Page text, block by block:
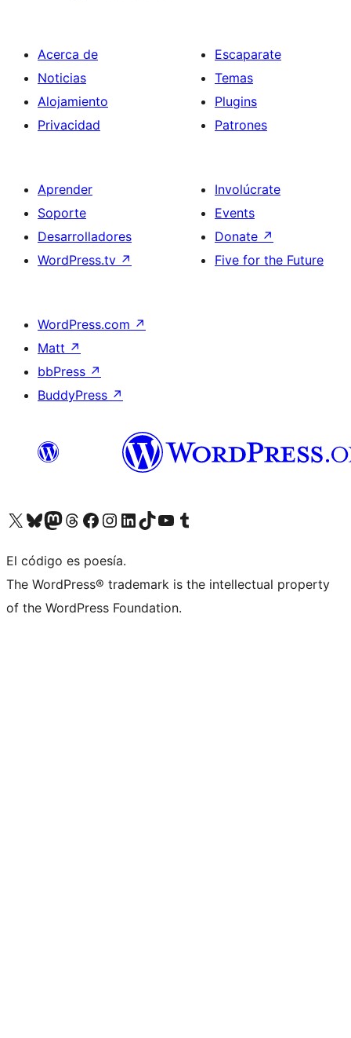
Acerca de
Noticias
Alojamiento
Privacidad
Escaparate
Temas
Plugins
Patrones
Aprender
Soporte
Desarrolladores
WordPress.tv ↗
Involúcrate
Events
Donate ↗
Five for the Future
WordPress.com ↗
Matt ↗
bbPress ↗
BuddyPress ↗
Visit our X (formerly Twitter) account
Visit our Bluesky account
Visit our Mastodon account
Visit our Threads account
Visita nuestra página de Facebook
Visita nuestra cuenta de Instagram
Visita nuestra cuenta de LinkedIn
Visit our TikTok account
Visita nuestro canal de YouTube
Visit our Tumblr account
El código es poesía.
The WordPress® trademark is the intellectual property
of the WordPress Foundation.